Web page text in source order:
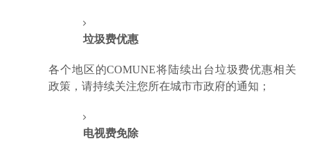
垃圾费优惠
各个地区的COMUNE将陆续出台垃圾费优惠相关
政策，请持续关注您所在城市市政府的通知；
电视费免除